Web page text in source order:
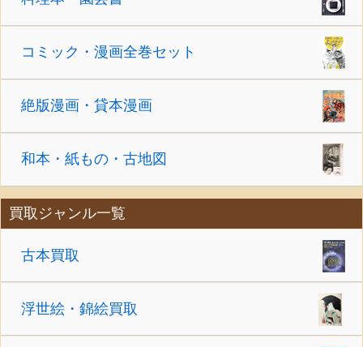
コミック・漫画全巻セット
絶版漫画・貸本漫画
和本・紙もの・古地図
買取ジャンル一覧
古本買取
浮世絵・錦絵買取